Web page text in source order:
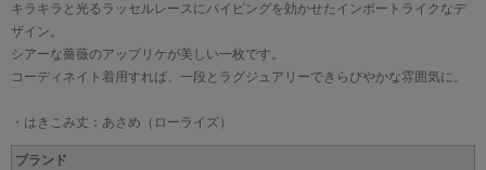
キラキラと光るラッセルレースにパイピングを効かせたインポートライクなデ
ザイン。
シアーな薔薇のアップリケが美しい一枚です。
コーディネイト着用すれば、一段とラグジュアリーできらびやかな雰囲気に。
・はきこみ丈：あさめ（ローライズ）
ブランド